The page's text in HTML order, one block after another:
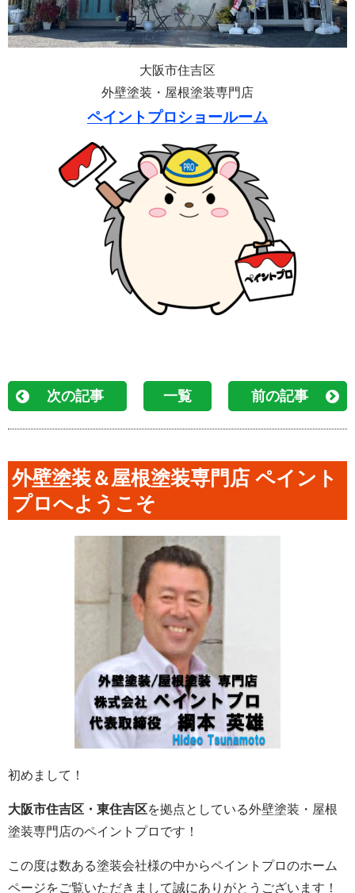
大阪市住吉区
外壁塗装・屋根塗装専門店
ペイントプロショールーム
次の記事 一覧 前の記事
外壁塗装＆屋根塗装専門店 ペイント
プロへようこそ
初めまして！
大阪市住吉区・東住吉区を拠点としている外壁塗装・屋根
塗装専門店のペイントプロです！
この度は数ある塗装会社様の中からペイントプロのホーム
ページをご覧いただきまして誠にありがとうございます！